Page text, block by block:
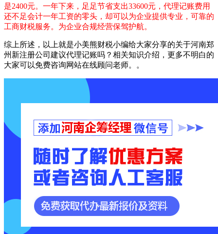
是2400元。一年下来，足足节省支出33600元，代理记账费用
还不足会计一年工资的零头，却可以为企业提供专业，可靠的
工商财税服务。为企业合规经营保驾护航。
综上所述，以上就是小美熊财税小编给大家分享的关于河南郑
州新注册公司建议代理记账吗？相关知识介绍，更多不明白的
大家可以免费咨询网站在线顾问老师。。